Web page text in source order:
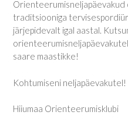
Orienteerumisneljapäevakud
traditsiooniga
järjepidevalt igal aastal.
saare maastikke!
Kohtumiseni neljapäevakutel!
Hiiumaa Orienteerumisklubi